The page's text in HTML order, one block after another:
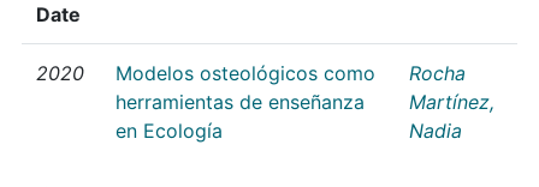
Date
2020
Modelos osteológicos como
herramientas de enseñanza
en Ecología
Rocha
Martínez,
Nadia